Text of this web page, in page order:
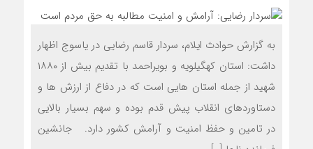
به گزارش حوادث ایلام، سردار قاسم رضایی در یاسوج اظهار
داشت: استان کهگیلویه و بویراحمد با تقدیم بیش از ۱۸۸۰
شهید از جمله استان هایی است که در دفاع از ارزش ها و
دستاوردهای انقلاب پیش قدم بوده و سهم بسیار بالایی
در تامین و حفظ امنیت و آرامش کشور دارد. جانشین